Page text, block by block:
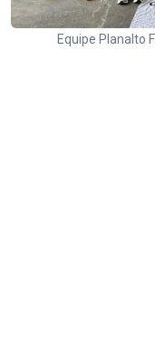
Equipe Planalto